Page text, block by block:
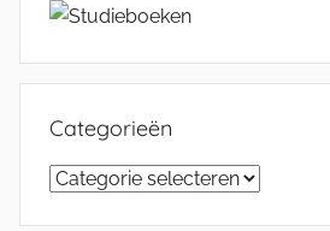
Categorieën
Categorieën